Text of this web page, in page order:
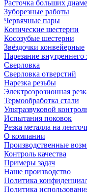
Расточка больших
Зуборезные работы
Червячные пары
Конические шестерни
Косозубые шестерни
Звёздочки конвейерные
Нарезание внутреннего
Сверловка
Сверловка отверстий
Нарезка резьбы
Электроэрозионная
Термообработка стали
Ультразвуковой
Испытания поковок
Резка металла на
О компании
Производственные
Контроль качества
Примеры задач
Наше производство
Политика
Политика